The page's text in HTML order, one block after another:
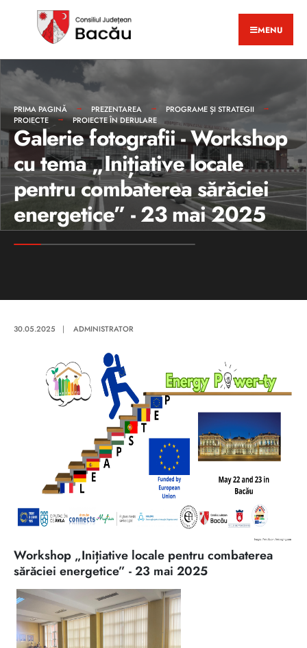
MENU
PRIMA PAGINĂ PREZENTAREA
PROGRAME ȘI STRATEGII
PROIECTE
PROIECTE ÎN DERULARE
Galerie fotografii - Workshop
cu tema „Inițiative locale
pentru combaterea sărăciei
energetice” - 23 mai 2025
30.05.2025 | ADMINISTRATOR
Workshop „Inițiative locale pentru combaterea
sărăciei energetice” - 23 mai 2025